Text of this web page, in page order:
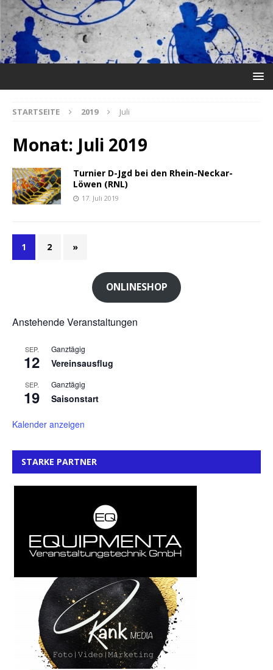
STARTSEITE 2019 Juli
Monat: Juli 2019
Turnier D-Jgd bei den Rhein-Neckar-
Löwen (RNL)
17. Juli 2019
1 2 »
ONLINESHOP
Anstehende Veranstaltungen
SEP.
12
Ganztägig
Vereinsausflug
SEP.
19
Ganztägig
Saisonstart
Kalender anzeigen
STARKE PARTNER